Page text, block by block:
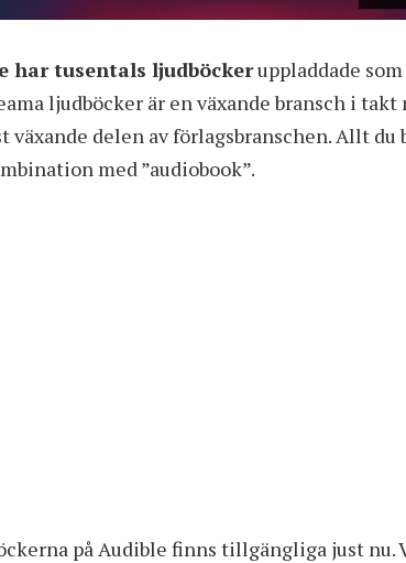
har tusentals ljudböckeruppladdade
ljudböcker är en växande bransch i
växande delen av förlagsbranschen. Allt du
med ”audiobook”.
på Audible finns tillgängliga just nu.